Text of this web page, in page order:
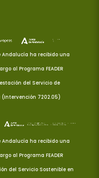
ha recibido una
al Programa FEADER
del Servicio de
(Intervención 7202.05)
ha recibido una
al Programa FEADER
del Servicio Sostenible en